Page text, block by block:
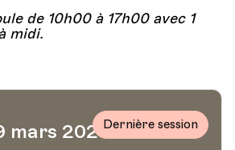
de 10h00 à 17h00 avec 1
midi.
mars 2023Dernière session